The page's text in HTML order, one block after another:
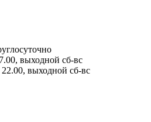
выходной сб-вс
выходной сб-вс